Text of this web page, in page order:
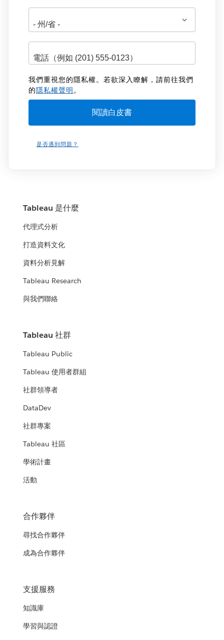
我們重視您的隱私權。若欲深入瞭解，請前往我們
的隱私權聲明 。
是否遇到問題？
Tableau 是什麼
代理式分析
打造資料文化
資料分析見解
Tableau Research
與我們聯絡
Tableau 社群
Tableau Public
Tableau 使用者群組
社群領導者
DataDev
社群專案
Tableau 社區
學術計畫
活動
合作夥伴
尋找合作夥伴
成為合作夥伴
支援服務
知識庫
學習與認證